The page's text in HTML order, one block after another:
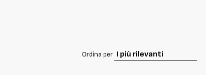
Ordina per